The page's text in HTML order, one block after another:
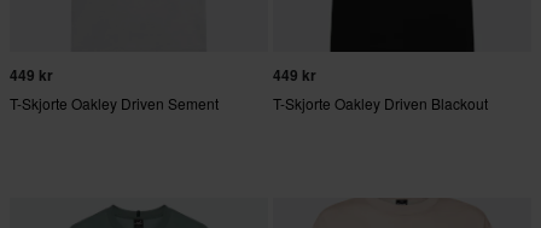
449 kr
T-Skjorte Oakley Driven Sement
449 kr
T-Skjorte Oakley Driven Blackout